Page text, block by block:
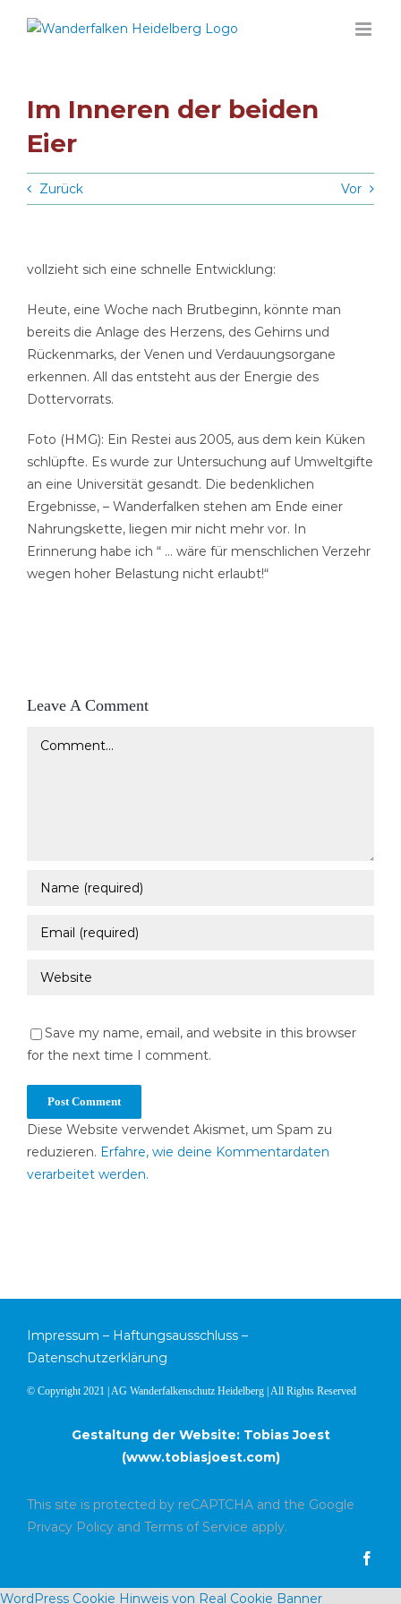
Inhalt
Im Inneren der beiden
Eier
Zurück Vor
vollzieht sich eine schnelle Entwicklung:
Heute, eine Woche nach Brutbeginn, könnte man
bereits die Anlage des Herzens, des Gehirns und
Rückenmarks, der Venen und Verdauungsorgane
erkennen. All das entsteht aus der Energie des
Dottervorrats.
Foto (HMG): Ein Restei aus 2005, aus dem kein Küken
schlüpfte. Es wurde zur Untersuchung auf Umweltgifte
an eine Universität gesandt. Die bedenklichen
Ergebnisse, – Wanderfalken stehen am Ende einer
Nahrungskette, liegen mir nicht mehr vor. In
Erinnerung habe ich “ … wäre für menschlichen Verzehr
wegen hoher Belastung nicht erlaubt!“
Leave A Comment
Comment
Save my name, email, and website in this browser
for the next time I comment.
Diese Website verwendet Akismet, um Spam zu
reduzieren. Erfahre, wie deine Kommentardaten
verarbeitet werden.
Impressum – Haftungsausschluss –
Datenschutzerklärung
© Copyright 2021 | AG Wanderfalkenschutz Heidelberg | All Rights Reserved
Gestaltung der Website: Tobias Joest
(www.tobiasjoest.com)
This site is protected by reCAPTCHA and the Google
Privacy Policy and Terms of Service apply.
WordPress Cookie Hinweis von Real Cookie Banner